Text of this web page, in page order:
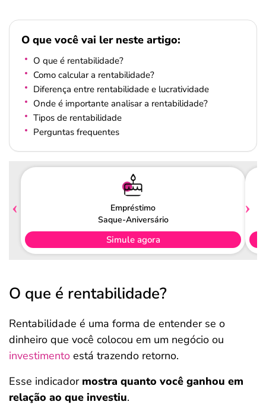
O que você vai ler neste artigo:
O que é rentabilidade?
Como calcular a rentabilidade?
Diferença entre rentabilidade e lucratividade
Onde é importante analisar a rentabilidade?
Tipos de rentabilidade
Perguntas frequentes
Empréstimo
Saque-Aniversário
Simule agora
O que é rentabilidade?
Rentabilidade é uma forma de entender se o
dinheiro que você colocou em um negócio ou
investimento está trazendo retorno.
Esse indicador mostra quanto você ganhou em
relação ao que investiu.